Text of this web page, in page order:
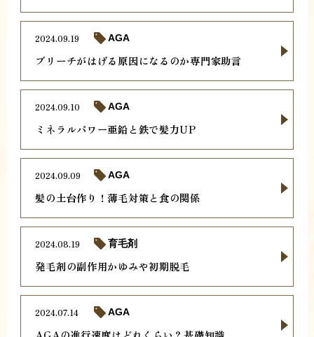
ブリーチがはげる原因になるのか専門家助言
2024.09.19 AGA
ミネラルパワー亜鉛と鉄で髪力UP
2024.09.10 AGA
髪の土台作り！薄毛対策と食の関係
2024.09.09 AGA
発毛剤の副作用かゆみや初期脱毛
2024.08.19 育毛剤
2024.07.14 AGA